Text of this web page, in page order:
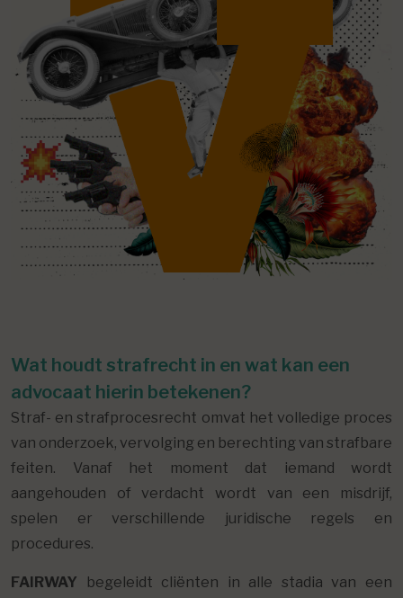
Wat houdt strafrecht in en wat kan een
advocaat hierin betekenen?
Straf- en strafprocesrecht omvat het volledige proces
van onderzoek, vervolging en berechting van strafbare
feiten. Vanaf het moment dat iemand wordt
aangehouden of verdacht wordt van een misdrijf,
spelen er verschillende juridische regels en
procedures.
FAIRWAY begeleidt cliënten in alle stadia van een